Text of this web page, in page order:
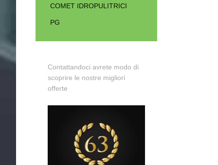
COMET IDROPULITRICI
PG
Contattandoci avrete modo di
scoprire le nostre migliori
offerte